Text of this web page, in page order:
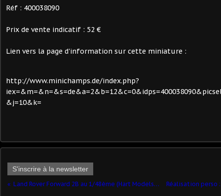
Réf : 400038090
Prix de vente indicatif : 52 €
Lien vers la page d'information sur cette miniature :
http://www.minichamps.de/index.php?
&j=10&k=
S'inscrire à la newsletter
Land Rover Forward 2B au 1/48ème (Hart Models pour Transport of Delight)